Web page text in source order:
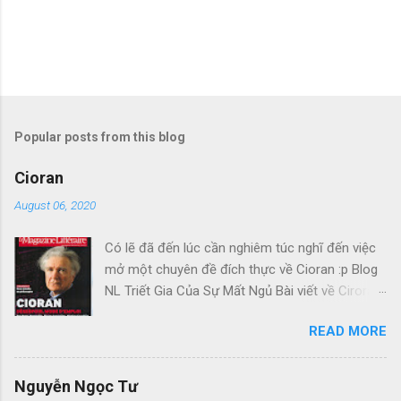
Popular posts from this blog
Cioran
August 06, 2020
Có lẽ đã đến lúc cần nghiêm túc nghĩ đến việc
mở một chuyên đề đích thực về Cioran :p Blog
NL Triết Gia Của Sự Mất Ngủ Bài viết về Ciroran
hoài, mà cứ lu bu hoài. Mới lật ra đi 1 đường
loáng thoáng, vớ được câu này thật tuyệt: Con
READ MORE
Nguyễn Ngọc Tư